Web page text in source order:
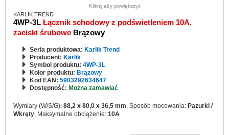
Kliknij aby powiększyć
KARLIK TREND
4WP-3L Łącznik schodowy z podświetleniem 10A,
zaciski śrubowe Brązowy
Seria produktowa: Karlik Trend
Producent: Karlik
Symbol produktu: 4WP-3L
Kolor produktu: Brązowy
Kod EAN: 5903292634647
Dostępność: Można zamawiać
Wymiary (W/S/G): 88,2 x 80,0 x 36,5 mm, Sposób mocowania: Pazurki /
Wkręty, Maksymalne obciążenie: 10A